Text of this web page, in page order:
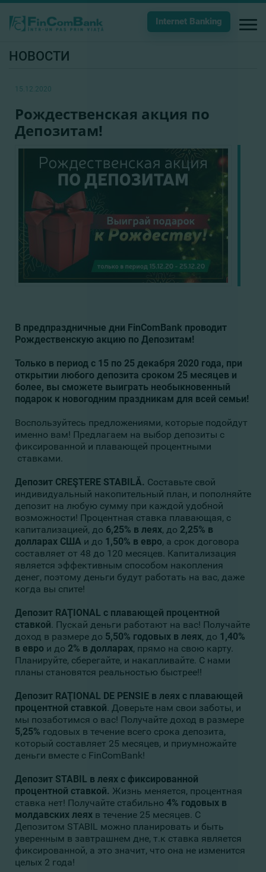
Internet Banking
НОВОСТИ
15.12.2020
Рождественская акция по
Депозитам!
В предпраздничные дни FinComBank проводит
Рождественскую акцию по Депозитам!
Только в период с 15 по 25 декабря 2020 года, при
открытии любого депозита сроком 25 месяцев и
более, вы сможете выиграть необыкновенный
подарок к новогодним праздникам для всей семьи!
Воспользуйтесь предложениями, которые подойдут
именно вам! Предлагаем на выбор депозиты с
фиксированной и плавающей процентными
ставками.
Депозит CREŞTERE STABILĂ. Составьте свой
индивидуальный накопительный план, и пополняйте
депозит на любую сумму при каждой удобной
возможности! Процентная ставка плавающая, с
капитализацией, до 6,25% в леях, до 2,25% в
долларах США и до 1,50% в евро, а срок договора
составляет от 48 до 120 месяцев. Капитализация
является эффективным способом накопления
денег, поэтому деньги будут работать на вас, даже
когда вы спите!
Депозит RAŢIONAL с плавающей процентной
ставкой. Пускай деньги работают на вас! Получайте
доход в размере до 5,50% годовых в леях, до 1 ,40%
в евро и до 2% в долларах, прямо на свою карту.
Планируйте, сберегайте, и накапливайте. С нами
планы становятся реальностью быстрее!!
Депозит RAŢIONAL DE PENSIE в леях с плавающей
процентной ставкой. Доверьте нам свои заботы, и
мы позаботимся о вас! Получайте доход в размере
5,25% годовых в течение всего срока депозита,
который составляет 25 месяцев, и приумножайте
деньги вместе с FinComBank!
Депозит STABIL в леях с фиксированной
процентной ставкой. Жизнь меняется, процентная
ставка нет! Получайте стабильно 4% годовых в
молдавских леях в течение 25 месяцев. С
Депозитом STABIL можно планировать и быть
уверенным в завтрашнем дне, т.к ставка является
фиксированной, а это значит, что она не изменится
целых 2 года!